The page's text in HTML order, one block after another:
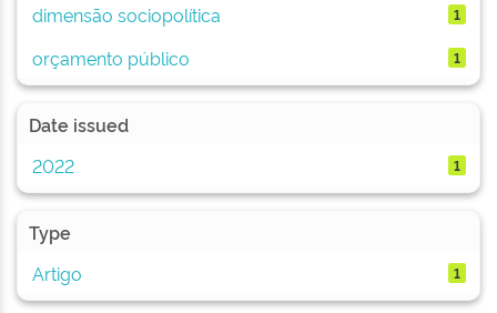
dimensão sociopolítica
1
orçamento público 1
Date issued
2022
1
Type
Artigo
1